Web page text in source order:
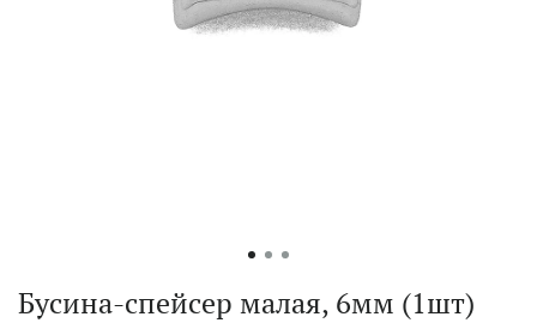
Бусина-спейсер малая, 6мм (1шт)